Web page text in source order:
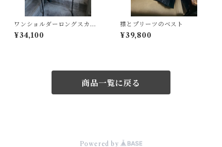
ワンショルダーロングスカー
ト：文字のハーフリネン
¥34,100
襟とプリーツのベスト
¥39,800
商品一覧に戻る
Powered by